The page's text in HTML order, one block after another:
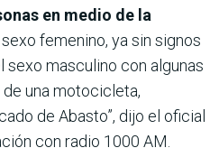
en medio de la
femenino, ya sin signos
sexo masculino con algunas
de una motocicleta,
de Abasto”, dijo el oficial
con radio 1000 AM.